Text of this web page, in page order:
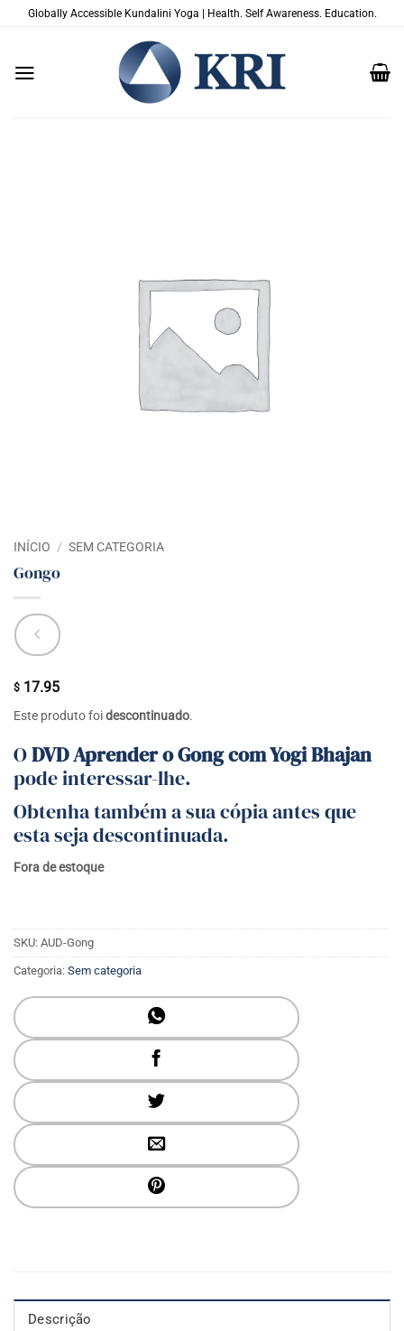
Globally Accessible Kundalini Yoga | Health. Self Awareness. Education.
INÍCIO / SEM CATEGORIA
Gongo
$ 17.95
Este produto foidescontinuado.
ODVD Aprender o Gong com Yogi Bhajan
pode interessar-lhe.
Obtenha também a sua cópia antes que
esta seja descontinuada.
Fora de estoque
SKU: AUD-Gong
Categoria: Sem categoria
Descrição